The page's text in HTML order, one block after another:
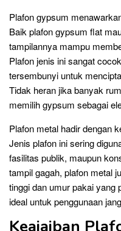
Plafon gypsum
Baik plafon gypsum flat
tampilannya mampu
Plafon jenis ini sangat
tersembunyi untuk
Tidak heran jika banyak
memilih gypsum sebagai
Plafon metal hadir dengan
Jenis plafon ini sering
fasilitas publik, maupun
tampil gagah, plafon metal
tinggi dan umur pakai yang
ideal untuk penggunaan
Keajaiban